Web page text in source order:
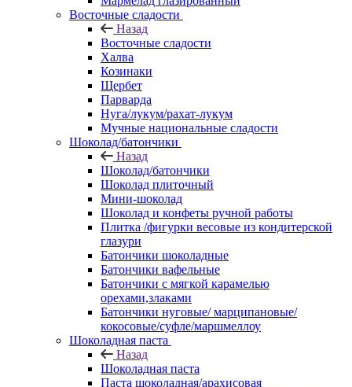
Восточные сладости
Назад
Восточные сладости
Халва
Козинаки
Щербет
Парварда
Нуга/лукум/рахат-лукум
Мучные национальные сладости
Шоколад/батончики
Назад
Шоколад/батончики
Шоколад плиточный
Мини-шоколад
Шоколад и конфеты ручной работы
Плитка /фигурки весовые из кондитерской
глазури
Батончики шоколадные
Батончики вафельные
Батончики с мягкой карамелью
орехами,злаками
Батончики нуговые/ марципановые/
кокосовые/суфле/маршмеллоу
Шоколадная паста
Назад
Шоколадная паста
Паста шоколадная/арахисовая